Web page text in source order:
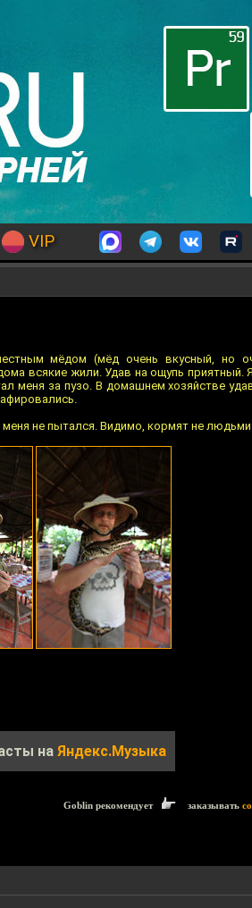
VIP
мёдом (мёд очень вкусный, но
всякие жили. Удав на ощупь приятный.
меня за пузо. В домашнем хозяйстве
меня не пытался. Видимо, кормят не
на Яндекс.Музыка
Goblin рекомендует заказывать